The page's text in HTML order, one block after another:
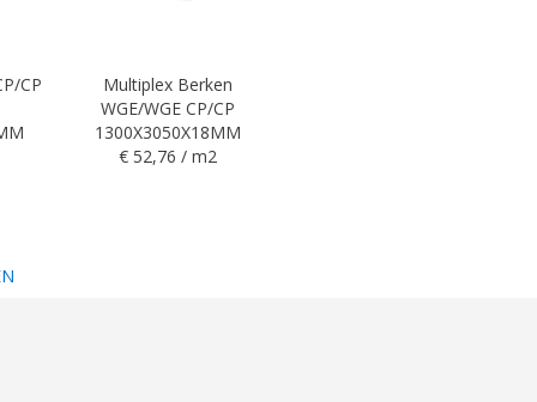
CP
Multiplex Berken
WGE/WGE CP/CP
1300X3050X18MM
€ 52,76 / m2